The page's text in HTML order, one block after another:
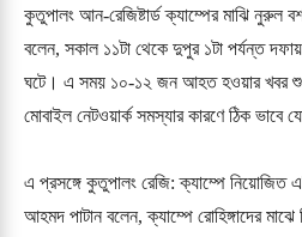
কুতুপালং আন-রেজিষ্টার্ড ক্যাম্পের মাঝি নুরুল
বলেন, সকাল ১১টা থেকে দুপুর ১টা পর্যন্ত
ঘটে। এ সময় ১০-১২ জন আহত হওয়ার খবর
মোবাইল নেটওয়ার্ক সমস্যার কারণে ঠিক ভাবে
এ প্রসঙ্গে কুতুপালং রেজি: ক্যাম্পে নিয়োজিত
আহমদ পাটান বলেন, ক্যাম্পে রোহিঙ্গাদের মাঝে